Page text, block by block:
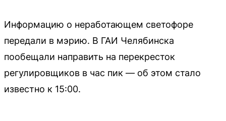
Информацию о неработающем светофоре
передали в мэрию. В ГАИ Челябинска
пообещали направить на перекресток
регулировщиков в час пик — об этом стало
известно к 15:00.